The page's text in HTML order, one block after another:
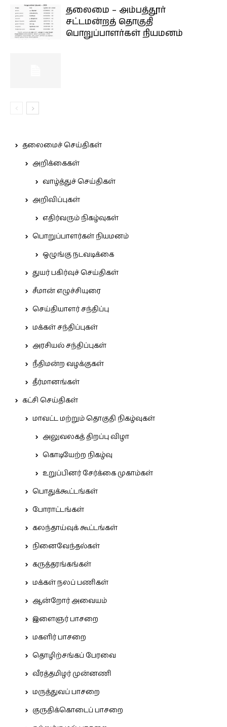
தலைமை – அம்பத்தூர்
சட்டமன்றத் தொகுதி
பொறுப்பாளர்கள் நியமனம்
தலைமைச் செய்திகள்
அறிக்கைகள்
வாழ்த்துச் செய்திகள்
அறிவிப்புகள்
எதிர்வரும் நிகழ்வுகள்
பொறுப்பாளர்கள் நியமனம்
ஒழுங்கு நடவடிக்கை
துயர் பகிர்வுச் செய்திகள்
சீமான் எழுச்சியுரை
செய்தியாளர் சந்திப்பு
மக்கள் சந்திப்புகள்
அரசியல் சந்திப்புகள்
நீதிமன்ற வழக்குகள்
தீர்மானங்கள்
கட்சி செய்திகள்
மாவட்ட மற்றும் தொகுதி நிகழ்வுகள்
அலுவலகத் திறப்பு விழா
கொடியேற்ற நிகழ்வு
உறுப்பினர் சேர்க்கை முகாம்கள்
பொதுக்கூட்டங்கள்
போராட்டங்கள்
கலந்தாய்வுக் கூட்டங்கள்
நினைவேந்தல்கள்
கருத்தரங்கங்கள்
மக்கள் நலப் பணிகள்
ஆன்றோர் அவையம்
இளைஞர் பாசறை
மகளிர் பாசறை
தொழிற்சங்கப் பேரவை
வீரத்தமிழர் முன்னணி
மருத்துவப் பாசறை
குருதிக்கொடைப் பாசறை